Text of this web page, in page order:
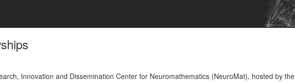
Innovation and Dissemination Center for Neuromathematics (NeuroMat), hosted by the